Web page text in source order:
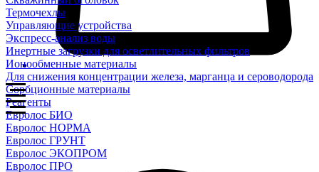
Термочехлы
Управляющие устройства
Экспресс-анализ воды
Инертные загрузки для осветлительных фильтров
Ионообменные материалы
Для снижения концентрации железа, марганца и сероводорода
Сорбционные материалы
Реагенты
Евролос БИО
Евролос НОРМА
Евролос ГРУНТ
Евролос ЭКОПРОМ
Евролос ПРО